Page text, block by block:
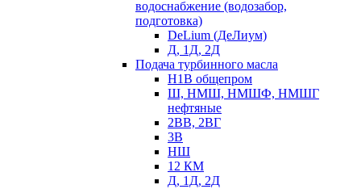
водоснабжение (водозабор,
подготовка)
DeLium (ДеЛиум)
Д, 1Д, 2Д
Подача турбинного масла
Н1В общепром
Ш, НМШ, НМШФ, НМШГ
нефтяные
2ВВ, 2ВГ
3В
НШ
12 КМ
Д, 1Д, 2Д